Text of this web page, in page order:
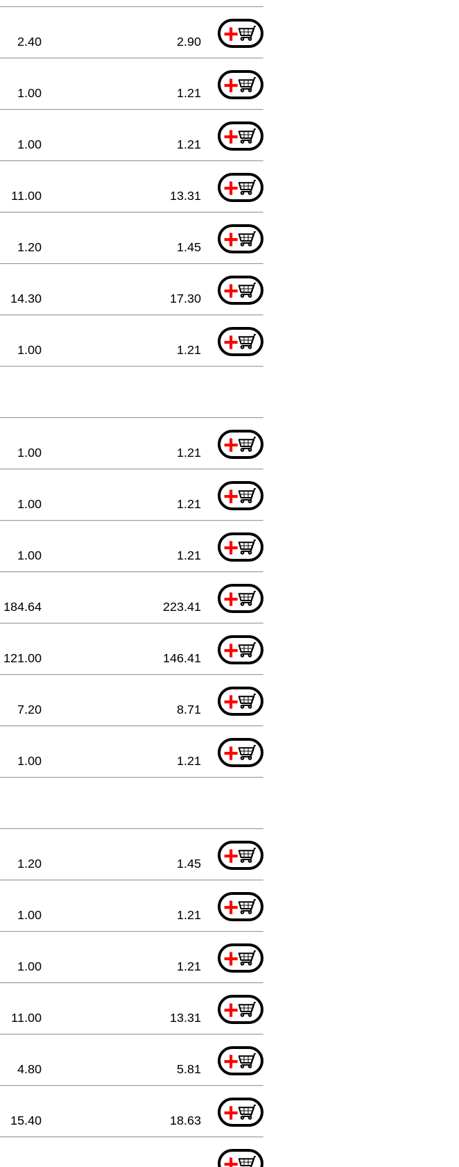
+
2.40 2.90
+
1.00 1.21
+
1.00 1.21
+
11.00 13.31
+
1.20 1.45
+
14.30 17.30
+
1.00 1.21
+
1.00 1.21
+
1.00 1.21
+
1.00 1.21
+
184.64 223.41
+
121.00 146.41
+
7.20 8.71
+
1.00 1.21
+
1.20 1.45
+
1.00 1.21
+
1.00 1.21
+
11.00 13.31
+
4.80 5.81
+
15.40 18.63